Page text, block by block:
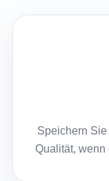
Speichern
Qualität, wenn